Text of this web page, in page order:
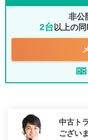
非公
2台以上の
中古ト
ござい